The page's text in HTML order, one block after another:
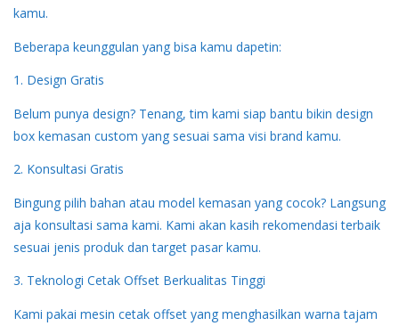
kamu.
Beberapa keunggulan yang bisa kamu dapetin:
1. Design Gratis
Belum punya design? Tenang, tim kami siap bantu bikin design
box kemasan custom yang sesuai sama visi brand kamu.
2. Konsultasi Gratis
Bingung pilih bahan atau model kemasan yang cocok? Langsung
aja konsultasi sama kami. Kami akan kasih rekomendasi terbaik
sesuai jenis produk dan target pasar kamu.
3. Teknologi Cetak Offset Berkualitas Tinggi
Kami pakai mesin cetak offset yang menghasilkan warna tajam